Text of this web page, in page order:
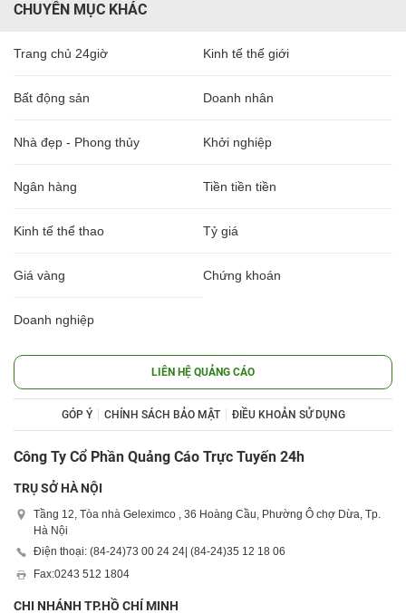
CHUYÊN MỤC KHÁC
Trang chủ 24giờ Kinh tế thế giới
Bất động sản Doanh nhân
Nhà đẹp - Phong thủy Khởi nghiệp
Ngân hàng Tiền tiền tiền
Kinh tế thể thao Tỷ giá
Giá vàng Chứng khoán
Doanh nghiệp
LIÊN HỆ QUẢNG CÁO
GÓP Ý CHÍNH SÁCH BẢO MẬT ĐIỀU KHOẢN SỬ DỤNG
Công Ty Cổ Phần Quảng Cáo Trực Tuyến 24h
TRỤ SỞ HÀ NỘI
Tầng 12, Tòa nhà Geleximco , 36 Hoàng Cầu, Phường Ô chợ Dừa, Tp.
Hà Nội
Điện thoại: (84-24)73 00 24 24 | (84-24)35 12 18 06
Fax:0243 512 1804
CHI NHÁNH TP.HỒ CHÍ MINH